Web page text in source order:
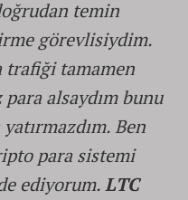
temin
görevlisiydim.
trafiği tamamen
alsaydım bunu
Ben
para sistemi
ediyorum.LTC